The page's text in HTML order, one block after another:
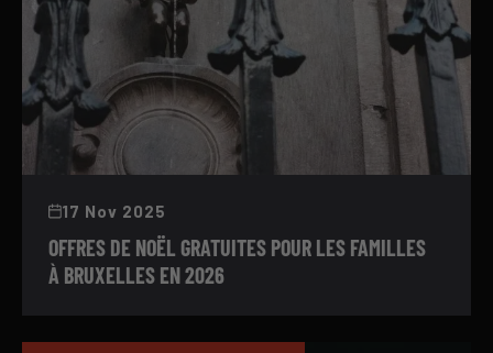
17 Nov 2025
OFFRES DE NOËL GRATUITES POUR LES FAMILLES
À BRUXELLES EN 2026